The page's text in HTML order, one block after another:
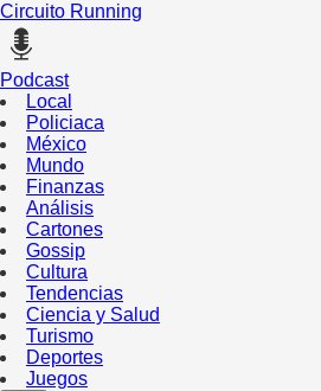
Circuito Running
Podcast
Local
Policiaca
México
Mundo
Finanzas
Análisis
Cartones
Gossip
Cultura
Tendencias
Ciencia y Salud
Turismo
Deportes
Juegos